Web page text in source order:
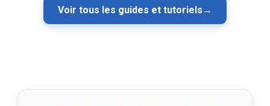
Voir tous les guides et tutoriels →